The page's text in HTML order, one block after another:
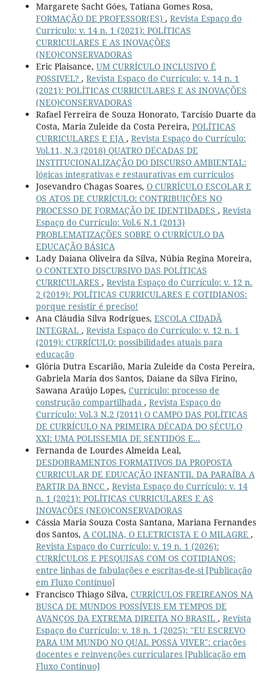
Margarete Sacht Góes, Tatiana Gomes Rosa,
FORMAÇÃO DE PROFESSOR(ES) , Revista Espaço do
Currículo: v. 14 n. 1 (2021): POLÍTICAS
CURRICULARES E AS INOVAÇÕES
(NEO)CONSERVADORAS
Eric Plaisance, UM CURRÍCULO INCLUSIVO É
POSSIVEL? , Revista Espaço do Currículo: v. 14 n. 1
(2021): POLÍTICAS CURRICULARES E AS INOVAÇÕES
(NEO)CONSERVADORAS
Rafael Ferreira de Souza Honorato, Tarcísio Duarte da
Costa, Maria Zuleide da Costa Pereira, POLÍTICAS
CURRICULARES E EJA , Revista Espaço do Currículo:
Vol.11, N.3 (2018) QUATRO DÉCADAS DE
INSTITUCIONALIZAÇÃO DO DISCURSO AMBIENTAL:
lógicas integrativas e restaurativas em currículos
Josevandro Chagas Soares, O CURRÍCULO ESCOLAR E
OS ATOS DE CURRÍCULO: CONTRIBUIÇÕES NO
PROCESSO DE FORMAÇÃO DE IDENTIDADES , Revista
Espaço do Currículo: Vol.6 N.1 (2013)
PROBLEMATIZAÇÕES SOBRE O CURRÍCULO DA
EDUCAÇÃO BÁSICA
Lady Daiana Oliveira da Silva, Núbia Regina Moreira,
O CONTEXTO DISCURSIVO DAS POLÍTICAS
CURRICULARES , Revista Espaço do Currículo: v. 12 n.
2 (2019): POLÍTICAS CURRICULARES E COTIDIANOS:
porque resistir é preciso!
Ana Cláudia Silva Rodrigues, ESCOLA CIDADÃ
INTEGRAL , Revista Espaço do Currículo: v. 12 n. 1
(2019): CURRÍCULO: possibilidades atuais para
educação
Glória Dutra Escarião, Maria Zuleide da Costa Pereira,
Gabriela Maria dos Santos, Daiane da Silva Firino,
Sawana Araújo Lopes, Currículo: processo de
construção compartilhada , Revista Espaço do
Currículo: Vol.3 N.2 (2011) O CAMPO DAS POLÍTICAS
DE CURRÍCULO NA PRIMEIRA DÉCADA DO SÉCULO
XXI: UMA POLISSEMIA DE SENTIDOS E...
Fernanda de Lourdes Almeida Leal,
DESDOBRAMENTOS FORMATIVOS DA PROPOSTA
CURRICULAR DE EDUCAÇÃO INFANTIL DA PARAÍBA A
PARTIR DA BNCC , Revista Espaço do Currículo: v. 14
n. 1 (2021): POLÍTICAS CURRICULARES E AS
INOVAÇÕES (NEO)CONSERVADORAS
Cássia Maria Souza Costa Santana, Mariana Fernandes
dos Santos, A COLINA, O ELETRICISTA E O MILAGRE ,
Revista Espaço do Currículo: v. 19 n. 1 (2026):
CURRÍCULOS E PESQUISAS COM OS COTIDIANOS:
entre linhas de fabulações e escritas-de-si [Publicação
em Fluxo Contínuo]
Francisco Thiago Silva, CURRÍCULOS FREIREANOS NA
BUSCA DE MUNDOS POSSÍVEIS EM TEMPOS DE
AVANÇOS DA EXTREMA DIREITA NO BRASIL , Revista
Espaço do Currículo: v. 18 n. 1 (2025): "EU ESCREVO
PARA UM MUNDO NO QUAL POSSA VIVER": criações
docentes e reinvenções curriculares [Publicação em
Fluxo Contínuo]